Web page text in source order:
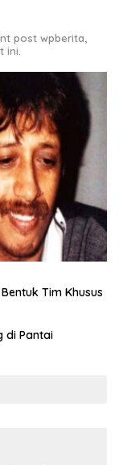
post wpberita,
ini.
Tim Khusus
di Pantai